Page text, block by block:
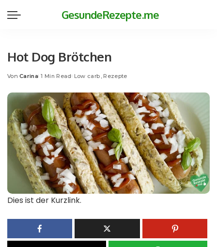
GesundeRezepte.me
Hot Dog Brötchen
Posted
Von Carina 1 Min Read Low carb Rezepte
Dies ist der Kurzlink.